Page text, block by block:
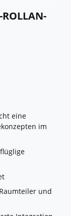
ROLLAN-
eine
im
und